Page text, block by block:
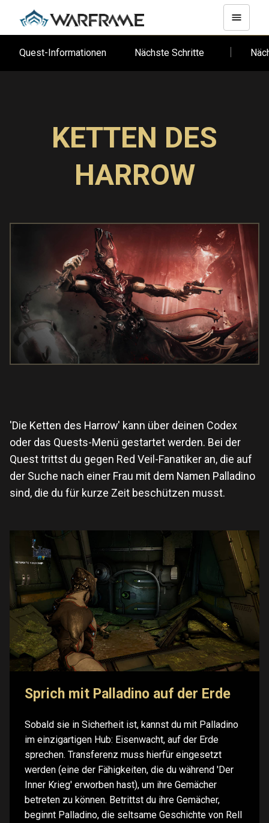
Quest-Informationen Nächste Schritte
KETTEN DES
HARROW
'Die Ketten des Harrow' kann über deinen Codex
oder das Quests-Menü gestartet werden. Bei der
Quest trittst du gegen Red Veil-Fanatiker an, die auf
der Suche nach einer Frau mit dem Namen Palladino
sind, die du für kurze Zeit beschützen musst.
Sprich mit Palladino auf der Erde
Sobald sie in Sicherheit ist, kannst du mit Palladino
im einzigartigen Hub: Eisenwacht, auf der Erde
sprechen. Transferenz muss hierfür eingesetzt
werden (eine der Fähigkeiten, die du während 'Der
Inner Krieg' erworben hast), um ihre Gemächer
betreten zu können. Betrittst du ihre Gemächer,
beginnt Palladino, die seltsame Geschichte von Rell